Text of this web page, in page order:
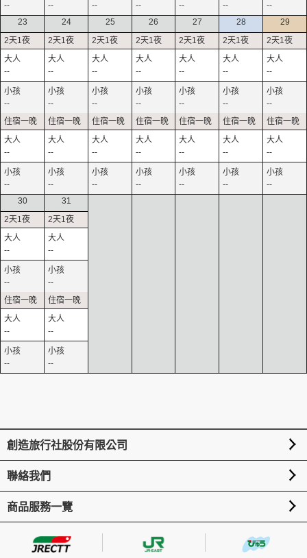
-- -- -- -- -- --
--
23
--
--
--
--
24
--
--
--
--
25
--
--
--
--
26
--
--
--
--
27
--
--
--
--
28
--
--
--
--
29
--
--
--
--
30
--
--
--
--
31
--
--
--
--
創造旅行社股份有限公司
聯絡我們
商品服務一覽